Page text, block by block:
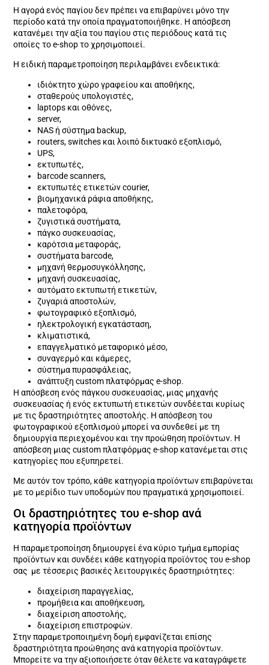
Η αγορά ενός παγίου δεν πρέπει να επιβαρύνει μόνο την
περίοδο κατά την οποία πραγματοποιήθηκε. Η απόσβεση
κατανέμει την αξία του παγίου στις περιόδους κατά τις
οποίες το e-shop το χρησιμοποιεί.
Η ειδική παραμετροποίηση περιλαμβάνει ενδεικτικά:
ιδιόκτητο χώρο γραφείου και αποθήκης,
σταθερούς υπολογιστές,
laptops και οθόνες,
server,
NAS ή σύστημα backup,
routers, switches και λοιπό δικτυακό εξοπλισμό,
UPS,
εκτυπωτές,
barcode scanners,
εκτυπωτές ετικετών courier,
βιομηχανικά ράφια αποθήκης,
παλετοφόρα,
ζυγιστικά συστήματα,
πάγκο συσκευασίας,
καρότσια μεταφοράς,
συστήματα barcode,
μηχανή θερμοσυγκόλλησης,
μηχανή συσκευασίας,
αυτόματο εκτυπωτή ετικετών,
ζυγαριά αποστολών,
φωτογραφικό εξοπλισμό,
ηλεκτρολογική εγκατάσταση,
κλιματιστικά,
επαγγελματικό μεταφορικό μέσο,
συναγερμό και κάμερες,
σύστημα πυρασφάλειας,
ανάπτυξη custom πλατφόρμας e-shop.
Η απόσβεση ενός πάγκου συσκευασίας, μιας μηχανής
συσκευασίας ή ενός εκτυπωτή ετικετών συνδέεται κυρίως
με τις δραστηριότητες αποστολής. Η απόσβεση του
φωτογραφικού εξοπλισμού μπορεί να συνδεθεί με τη
δημιουργία περιεχομένου και την προώθηση προϊόντων. Η
απόσβεση μιας custom πλατφόρμας e-shop κατανέμεται στις
κατηγορίες που εξυπηρετεί.
Με αυτόν τον τρόπο, κάθε κατηγορία προϊόντων επιβαρύνεται
με το μερίδιο των υποδομών που πραγματικά χρησιμοποιεί.
Οι δραστηριότητες του e-shop ανά
κατηγορία προϊόντων
Η παραμετροποίηση δημιουργεί ένα κύριο τμήμα εμπορίας
προϊόντων και συνδέει κάθε κατηγορία προϊόντος του e-shop
σας με τέσσερις βασικές λειτουργικές δραστηριότητες:
διαχείριση παραγγελίας,
προμήθεια και αποθήκευση,
διαχείριση αποστολής,
διαχείριση επιστροφών.
Στην παραμετροποιημένη δομή εμφανίζεται επίσης
δραστηριότητα προώθησης ανά κατηγορία προϊόντων.
Μπορείτε να την αξιοποιήσετε όταν θέλετε να καταγράψετε